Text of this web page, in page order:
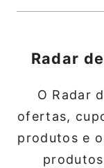
Radar
O Radar
ofertas,
produtos e